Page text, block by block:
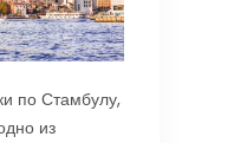
по Стамбулу,
из